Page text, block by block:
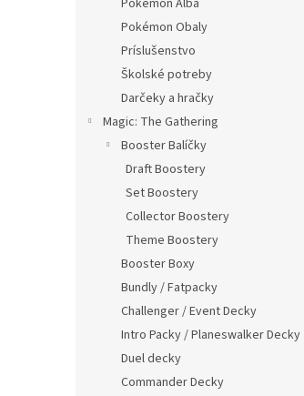
Pokémon Alba
Pokémon Obaly
Príslušenstvo
Školské potreby
Darčeky a hračky
Magic: The Gathering
Booster Balíčky
Draft Boostery
Set Boostery
Collector Boostery
Theme Boostery
Booster Boxy
Bundly / Fatpacky
Challenger / Event Decky
Intro Packy / Planeswalker Decky
Duel decky
Commander Decky